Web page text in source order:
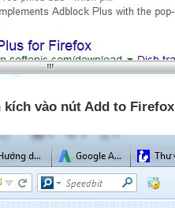
kích vào nút Add to Firefox